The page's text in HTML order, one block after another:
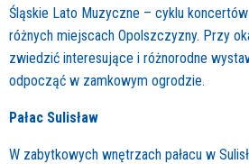
Śląskie Lato Muzyczne – cyklu
różnych miejscach Opolszczyzny. Przy
zwiedzić interesujące i różnorodne
odpocząć w zamkowym ogrodzie.
Pałac Sulisław
W zabytkowych wnętrzach pałacu w